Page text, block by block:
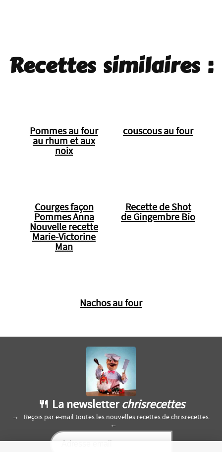
Recettes similaires :
Pommes au four
au rhum et aux
noix
couscous au four
Courges façon
Pommes Anna
Nouvelle recette
Marie-Victorine
Man
Recette de Shot
de Gingembre Bio
Nachos au four
🍴 La newsletter chrisrecettes
Reçois par e-mail toutes les nouvelles recettes de chrisrecettes.